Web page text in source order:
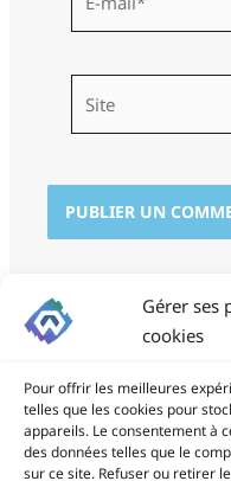
Gérer ses
cookies
Pour offrir les meilleures
telles que les cookies pour
appareils. Le consentement à
des données telles que le
sur ce site. Refuser ou retirer
mail*
ProSite